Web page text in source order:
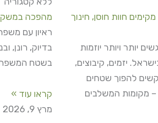
חוות חוסן, חינוך
יותר ויותר יוזמות
יזמים, קיבוצים,
להפוך שטחים
– מקומות המשלבים
מהפכה
בדיוק, רונן,
בשטח
קראו עוד »
מרץ 9, 2026